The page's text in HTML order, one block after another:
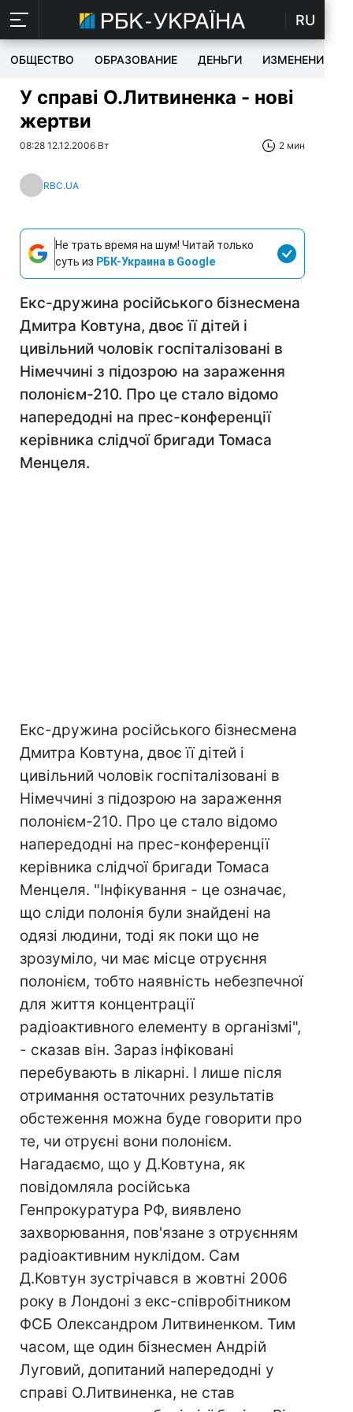
RU
ОБЩЕСТВО ОБРАЗОВАНИЕ ДЕНЬГИ ИЗМЕНЕНИЯ
У справі О.Литвиненка - нові
жертви
08:28 12.12.2006 Вт 2 мин
RBC.UA
Не трать время на шум! Читай только
суть из РБК-Украина в Google
Екс-дружина російського бізнесмена
Дмитра Ковтуна, двоє її дітей і
цивільний чоловік госпіталізовані в
Німеччині з підозрою на зараження
полонієм-210. Про це стало відомо
напередодні на прес-конференції
керівника слідчої бригади Томаса
Менцеля.
Екс-дружина російського бізнесмена
Дмитра Ковтуна, двоє її дітей і
цивільний чоловік госпіталізовані в
Німеччині з підозрою на зараження
полонієм-210. Про це стало відомо
напередодні на прес-конференції
керівника слідчої бригади Томаса
Менцеля. "Інфікування - це означає,
що сліди полонія були знайдені на
одязі людини, тоді як поки що не
зрозуміло, чи має місце отруєння
полонієм, тобто наявність небезпечної
для життя концентрації
радіоактивного елементу в організмі",
- сказав він. Зараз інфіковані
перебувають в лікарні. І лише після
отримання остаточних результатів
обстеження можна буде говорити про
те, чи отруєні вони полонієм.
Нагадаємо, що у Д.Ковтуна, як
повідомляла російська
Генпрокуратура РФ, виявлено
захворювання, пов'язане з отруєнням
радіоактивним нуклідом. Сам
Д.Ковтун зустрічався в жовтні 2006
року в Лондоні з екс-співробітником
ФСБ Олександром Литвиненком. Тим
часом, ще один бізнесмен Андрій
Луговий, допитаний напередодні у
справі О.Литвиненка, не став